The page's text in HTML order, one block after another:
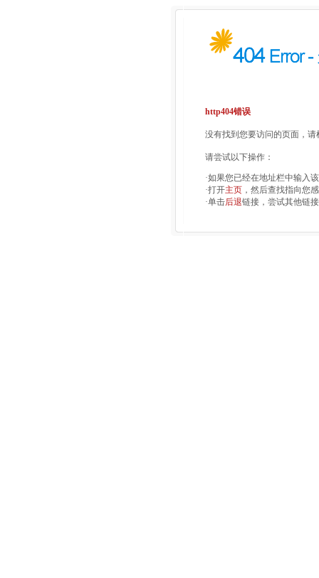
http404错误
没有找到您要访问的页面，
请尝试以下操作：
·如果您已经在地址栏中输入
·打开主页 ，然后查找指向您
·单击后退链接，尝试其他链